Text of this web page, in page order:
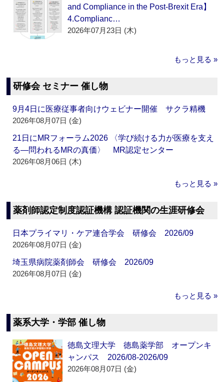
and Compliance in the Post-Brexit Era】
4.Complianc…
2026年07月23日 (木)
もっと見る »
研修会 セミナー 催し物
9月4日に医療従事者向けウェビナー開催 サクラ精機
2026年08月07日 (金)
21日にMRフォーラム2026 〈学び続ける力が医療を支え
る―問われるMRの真価〉 MR認定センター
2026年08月06日 (木)
もっと見る »
薬剤師認定制度認証機構 認証機関の生涯研修会
日本プライマリ・ケア連合学会 研修会 2026/09
2026年08月07日 (金)
埼玉県病院薬剤師会 研修会 2026/09
2026年08月07日 (金)
もっと見る »
薬系大学・学部 催し物
徳島文理大学 徳島薬学部 オープンキ
ャンパス 2026/08-2026/09
2026年08月07日 (金)